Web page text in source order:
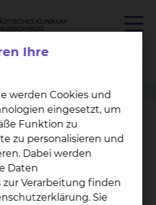
Wahlleistung Begleitperson
Begleitperson
Verpflegung einer
medizinische
folgende Beträge
Ihre
werden Cookies und
eingesetzt, um
Funktion zu
zu personalisieren und
Dabei werden
Daten
zur Verarbeitung finden
Sie